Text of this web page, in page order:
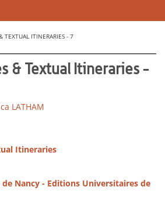
TEXTUAL ITINERARIES - 7
& Textual Itineraries -
LATHAM
Itineraries
Nancy - Editions Universitaires de